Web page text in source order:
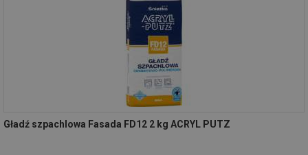
Gładź szpachlowa Fasada FD12 2 kg ACRYL PUTZ